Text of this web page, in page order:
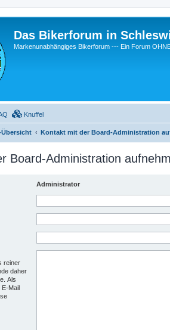
Das Bikerforum in
Markenunabhängiges Bikerforum --- Ein Forum
Knuffel
Übersicht Kontakt mit der Board-Administration
Board-Administration
Administrator
reiner
daher
Als
Mail